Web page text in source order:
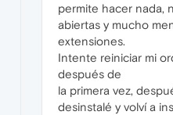
permite hacer nada,
abiertas y mucho
extensiones.
Intente reiniciar mi
después de
la primera vez,
desinstalé y volví a